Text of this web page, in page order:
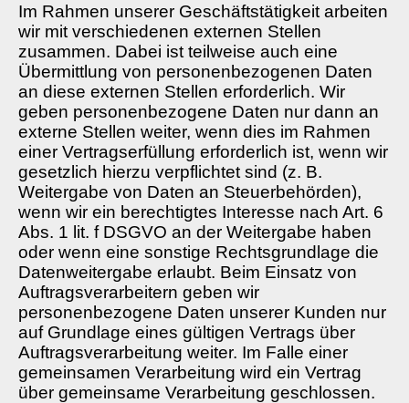
Im Rahmen unserer Geschäftstätigkeit arbeiten
wir mit verschiedenen externen Stellen
zusammen. Dabei ist teilweise auch eine
Übermittlung von personenbezogenen Daten
an diese externen Stellen erforderlich. Wir
geben personenbezogene Daten nur dann an
externe Stellen weiter, wenn dies im Rahmen
einer Vertragserfüllung erforderlich ist, wenn wir
gesetzlich hierzu verpflichtet sind (z. B.
Weitergabe von Daten an Steuerbehörden),
wenn wir ein berechtigtes Interesse nach Art. 6
Abs. 1 lit. f DSGVO an der Weitergabe haben
oder wenn eine sonstige Rechtsgrundlage die
Datenweitergabe erlaubt. Beim Einsatz von
Auftragsverarbeitern geben wir
personenbezogene Daten unserer Kunden nur
auf Grundlage eines gültigen Vertrags über
Auftragsverarbeitung weiter. Im Falle einer
gemeinsamen Verarbeitung wird ein Vertrag
über gemeinsame Verarbeitung geschlossen.